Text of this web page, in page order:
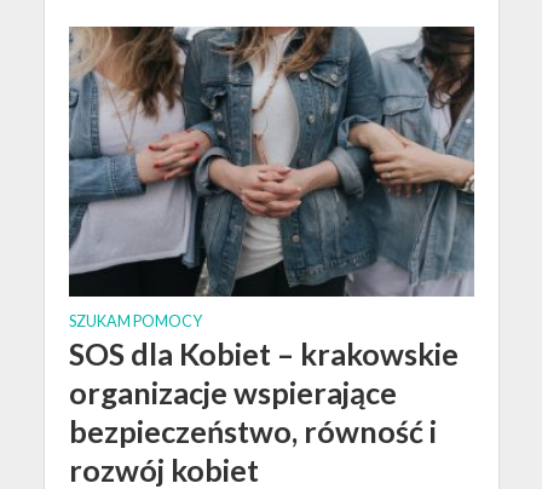
SZUKAM POMOCY
SOS dla Kobiet – krakowskie
organizacje wspierające
bezpieczeństwo, równość i
rozwój kobiet